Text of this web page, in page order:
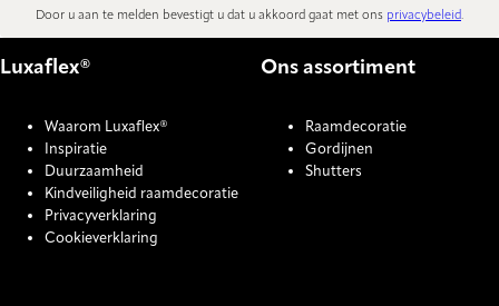
Door u aan te melden bevestigt u dat u akkoord gaat met ons privacybeleid.
Luxaflex®
Waarom Luxaflex®
Inspiratie
Duurzaamheid
Kindveiligheid raamdecoratie
Privacyverklaring
Cookieverklaring
Ons assortiment
Raamdecoratie
Gordijnen
Shutters